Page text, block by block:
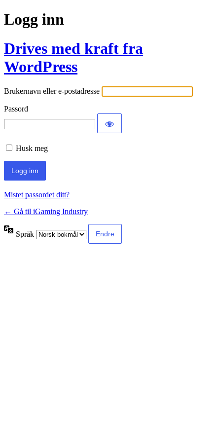
Logg inn
Drives med kraft fra
WordPress
Brukernavn eller e-postadresse
Passord
Husk meg
Mistet passordet ditt?
← Gå til iGaming Industry
Språk